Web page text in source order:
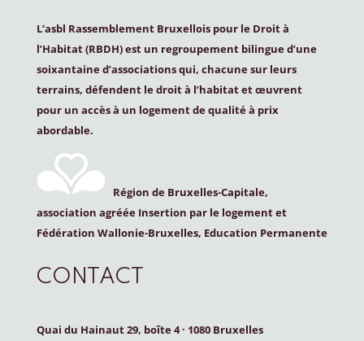
L’asbl Rassemblement Bruxellois pour le Droit à
l’Habitat (RBDH) est un regroupement bilingue d’une
soixantaine d’associations qui, chacune sur leurs
terrains, défendent le droit à l’habitat et œuvrent
pour un accès à un logement de qualité à prix
abordable.
Région de Bruxelles-Capitale,
association agréée Insertion par le logement et
Fédération Wallonie-Bruxelles, Education Permanente
CONTACT
Quai du Hainaut 29, boîte 4· 1080 Bruxelles